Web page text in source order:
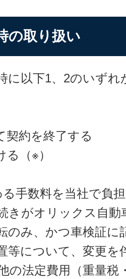
の取り扱い
に以下1、2のいず
契約を終了する
（※）
手数料を当社で負
きがオリックス自動
のみ、かつ車検証に
等について、変更を
の法定費用（重量税